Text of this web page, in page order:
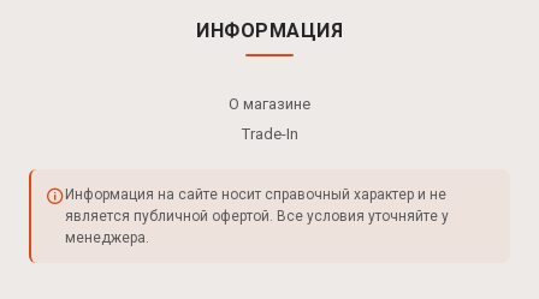
ИНФОРМАЦИЯ
О магазине
Trade-In
Информация на сайте носит справочный характер и не
является публичной офертой. Все условия уточняйте у
менеджера.